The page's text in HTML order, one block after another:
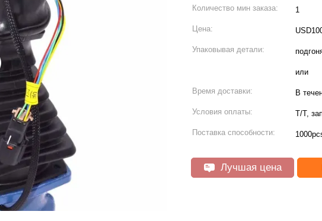
Количество мин заказа: 1
Цена:
Упаковывая детали:
или
Время доставки: В
Условия оплаты: T/T,
Поставка способности:
Лучшая цена